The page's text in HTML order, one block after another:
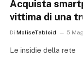
Acquista
vittima di una
Di MoliseTabloid 5
Le insidie della rete